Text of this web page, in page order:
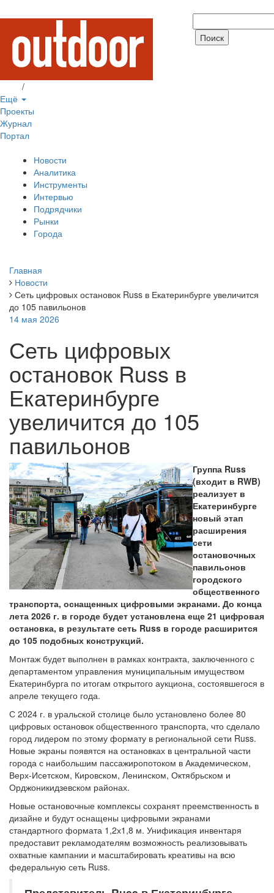
/
Ещё
Проекты
Журнал
Портал
Новости
Аналитика
Инструменты
Интервью
Подрядчики
Рынки
Города
Главная
Новости
Сеть цифровых остановок Russ в Екатеринбурге увеличится
до 105 павильонов
14 мая 2026
Сеть цифровых
остановок Russ в
Екатеринбурге
увеличится до 105
павильонов
Группа Russ
(входит в RWB)
реализует в
Екатеринбурге
новый этап
расширения
сети
остановочных
павильонов
городского
общественного
транспорта, оснащенных цифровыми экранами. До конца
лета 2026 г. в городе будет установлена еще 21 цифровая
остановка, в результате сеть Russ в городе расширится
до 105 подобных конструкций.
Монтаж будет выполнен в рамках контракта, заключенного с
департаментом управления муниципальным имуществом
Екатеринбурга по итогам открытого аукциона, состоявшегося в
апреле текущего года.
С 2024 г. в уральской столице было установлено более 80
цифровых остановок общественного транспорта, что сделало
город лидером по этому формату в региональной сети Russ.
Новые экраны появятся на остановках в центральной части
города с наибольшим пассажиропотоком в Академическом,
Верх-Исетском, Кировском, Ленинском, Октябрьском и
Орджоникидзевском районах.
Новые остановочные комплексы сохранят преемственность в
дизайне и будут оснащены цифровыми экранами
стандартного формата 1,2х1,8 м. Унификация инвентаря
предоставит рекламодателям возможность реализовывать
охватные кампании и масштабировать креативы на всю
федеральную сеть Russ.